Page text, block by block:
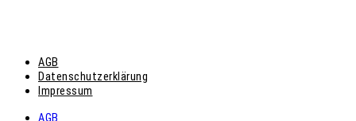
AGB
Datenschutzerklärung
Impressum